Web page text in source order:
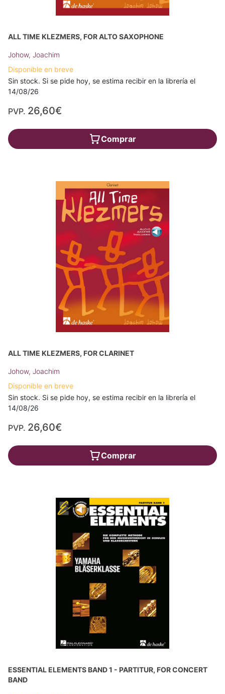
ALL TIME KLEZMERS, FOR ALTO SAXOPHONE
Johow, Joachim
Disponible en breve
Sin stock. Si se pide hoy, se estima recibir en la librería el
14/08/26
PVP. 26,60€
Comprar
ALL TIME KLEZMERS, FOR CLARINET
Johow, Joachim
Disponible en breve
Sin stock. Si se pide hoy, se estima recibir en la librería el
14/08/26
PVP. 26,60€
Comprar
ESSENTIAL ELEMENTS BAND 1 - PARTITUR, FOR CONCERT
BAND